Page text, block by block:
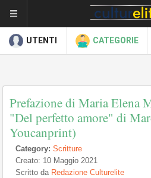
UTENTI CATEGORIE
Prefazione di Maria Elena
"Del perfetto amore" di
Youcanprint)
Category: Scritture
Creato: 10 Maggio 2021
Scritto da Redazione Culturelite